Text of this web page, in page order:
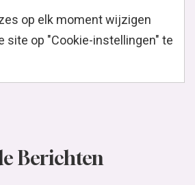
op elk moment wijzigen
site op "Cookie-instellingen" te
Berichten